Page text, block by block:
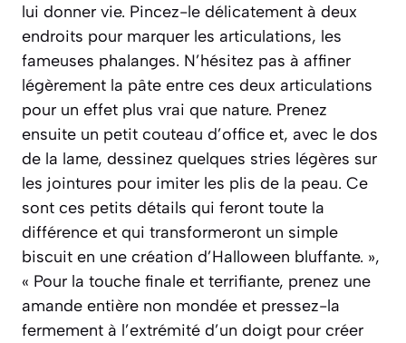
lui donner vie. Pincez-le délicatement à deux
endroits pour marquer les articulations, les
fameuses phalanges. N’hésitez pas à affiner
légèrement la pâte entre ces deux articulations
pour un effet plus vrai que nature. Prenez
ensuite un petit couteau d’office et, avec le dos
de la lame, dessinez quelques stries légères sur
les jointures pour imiter les plis de la peau. Ce
sont ces petits détails qui feront toute la
différence et qui transformeront un simple
biscuit en une création d’Halloween bluffante. »,
« Pour la touche finale et terrifiante, prenez une
amande entière non mondée et pressez-la
fermement à l’extrémité d’un doigt pour créer